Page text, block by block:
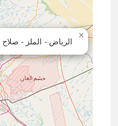
الرياض - الملز - صلاح
×